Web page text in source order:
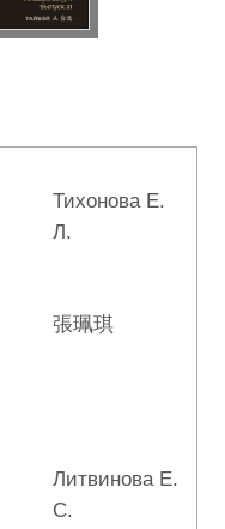
Тихонова Е.
Л.
張珮琪
Литвинова Е.
С.